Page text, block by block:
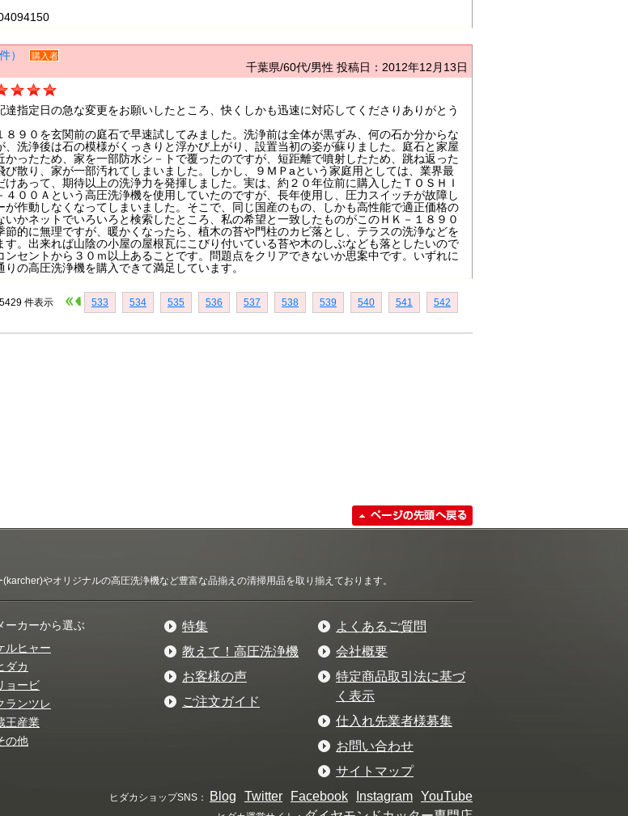
） 購入者
千葉県/60代/男性 投稿日：2012年12月13日
達指定日の急な変更をお願いしたところ、快くしかも迅速に対応してくださりありがとう
８９０を玄関前の庭石で早速試してみました。洗浄前は全体が黒ずみ、何の石か分からな
、洗浄後は石の模様がくっきりと浮かび上がり、設置当初の姿が蘇りました。庭石と家屋
かったため、家を一部防水シ－トで覆ったのですが、短距離で噴射したため、跳ね返った
び散り、家が一部汚れてしまいました。しかし、９ＭＰaという家庭用としては、業界最
けあって、期待以上の洗浄力を発揮しました。実は、約２０年位前に購入したＴＯＳＨＩ
４００Ａという高圧洗浄機を使用していたのですが、長年使用し、圧力スイッチが故障し
が作動しなくなってしまいました。そこで、同じ国産のもの、しかも高性能で適正価格の
いかネットでいろいろと検索したところ、私の希望と一致したものがこのＨＫ－１８９０
節的に無理ですが、暖かくなったら、植木の苔や門柱のカビ落とし、テラスの洗浄などを
す。出来れば山陰の小屋の屋根瓦にこびり付いている苔や木のしぶなども落としたいので
ンセントから３０ｍ以上あることです。問題点をクリアできないか思案中です。いずれに
りの高圧洗浄機を購入できて満足しています。
件表示 533 534 535 536 537 538 539 540 541
542
やオリジナルの高圧洗浄機など豊富な品揃えの清掃用品を取り揃えております。
ーカーから選ぶ
ルヒャー
ダカ
ョービ
ランツレ
王産業
の他
特集
教えて！高圧洗浄機
お客様の声
ご注文ガイド
よくあるご質問
会社概要
特定商品取引法に基づ
く表示
仕入れ先業者様募集
お問い合わせ
サイトマップ
ヒダカショップSNS： Blog Twitter Facebook Instagram YouTube